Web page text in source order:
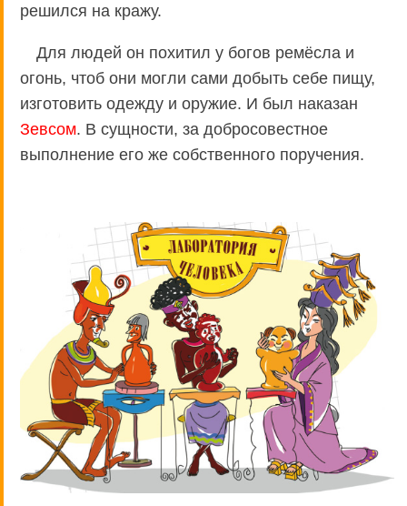
решился на кражу.
Для людей он похитил у богов ремёсла и
огонь, чтоб они могли сами добыть себе пищу,
изготовить одежду и оружие. И был наказан
Зевсом. В сущности, за добросовестное
выполнение его же собственного поручения.